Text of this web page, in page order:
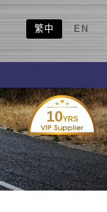
繁中 EN
10YRS